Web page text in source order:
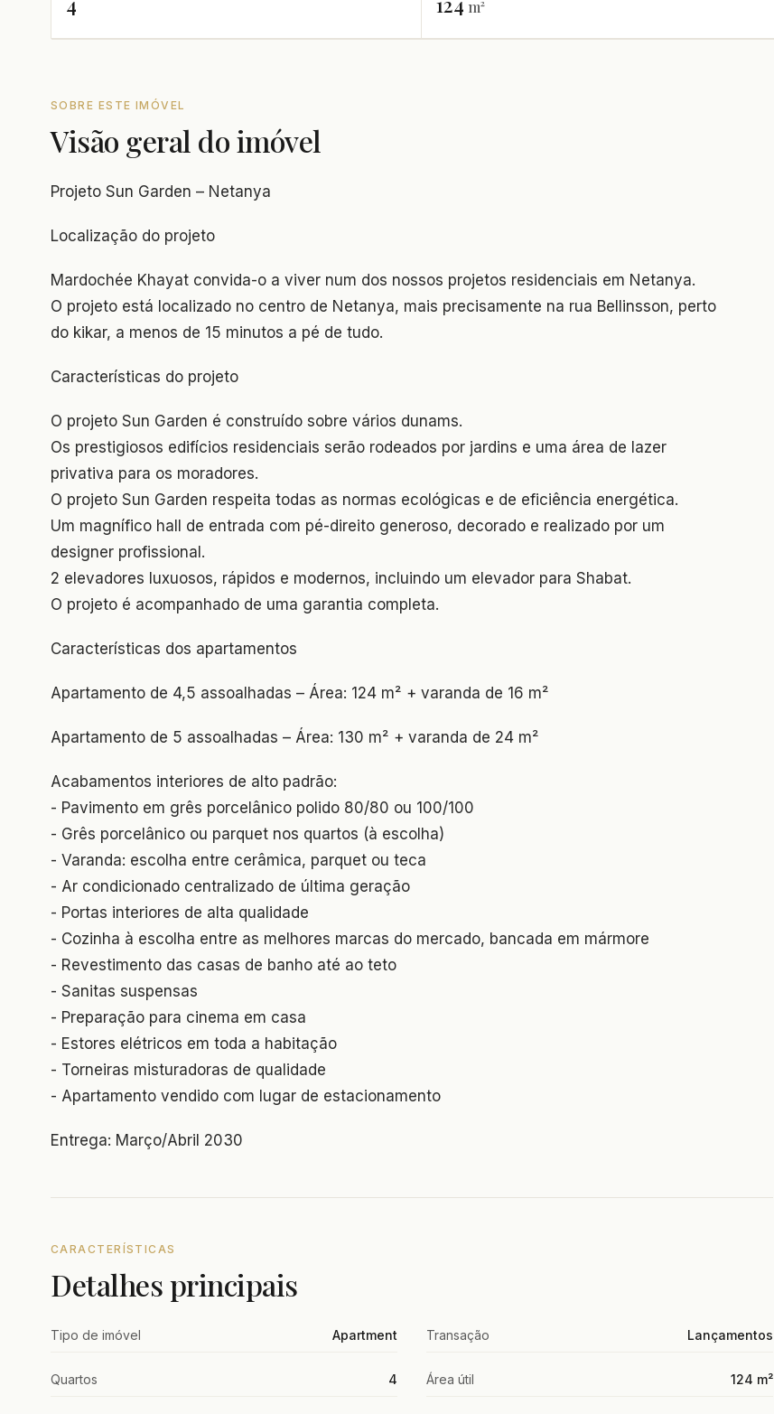
m²
SOBRE ESTE IMÓVEL
Visão geral do imóvel
Projeto Sun Garden – Netanya
Localização do projeto
Mardochée Khayat convida-o a viver num dos nossos projetos residenciais em Netanya.
O projeto está localizado no centro de Netanya, mais precisamente na rua Bellinsson, perto
do kikar, a menos de 15 minutos a pé de tudo.
Características do projeto
O projeto Sun Garden é construído sobre vários dunams.
Os prestigiosos edifícios residenciais serão rodeados por jardins e uma área de lazer
privativa para os moradores.
O projeto Sun Garden respeita todas as normas ecológicas e de eficiência energética.
Um magnífico hall de entrada com pé-direito generoso, decorado e realizado por um
designer profissional.
2 elevadores luxuosos, rápidos e modernos, incluindo um elevador para Shabat.
O projeto é acompanhado de uma garantia completa.
Características dos apartamentos
Apartamento de 4,5 assoalhadas – Área: 124 m² + varanda de 16 m²
Apartamento de 5 assoalhadas – Área: 130 m² + varanda de 24 m²
Acabamentos interiores de alto padrão:
- Pavimento em grês porcelânico polido 80/80 ou 100/100
- Grês porcelânico ou parquet nos quartos (à escolha)
- Varanda: escolha entre cerâmica, parquet ou teca
- Ar condicionado centralizado de última geração
- Portas interiores de alta qualidade
- Cozinha à escolha entre as melhores marcas do mercado, bancada em mármore
- Revestimento das casas de banho até ao teto
- Sanitas suspensas
- Preparação para cinema em casa
- Estores elétricos em toda a habitação
- Torneiras misturadoras de qualidade
- Apartamento vendido com lugar de estacionamento
Entrega: Março/Abril 2030
CARACTERÍSTICAS
Detalhes principais
Tipo de imóvel Apartment Transação Lançamentos
Quartos 4 Área útil 124 m²